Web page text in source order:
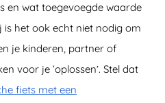
en wat toegevoegde waarde
is het ook echt niet nodig om
je kinderen, partner of
voor je ‘oplossen’. Stel dat
fiets met een